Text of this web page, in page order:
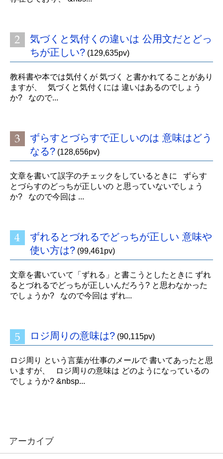
気づくと気付くの違いは 公用文だとどっ
ちが正しい? (129,635pv)
教科書や本では気付くが 気づく と書かれてることがあり
ますが、 気づくと気付くには 違いはあるのでしょう
か? なので...
ずらすとづらすで正しいのは 意味はどう
なる? (128,656pv)
文章を書いて誤字のチェックをしているときに ずらす
とづらすのどっちが正しいの と思っていないでしょう
か? なので今回は ...
ずれるとづれるでどっちが正しい 意味や
使い方は? (99,461pv)
文章を書いていて「ずれる」と書こうとしたときに ずれ
るとづれるでどっちが正しいんだろう? と思わなかった
でしょうか? なので今回は ずれ...
ロジ周りの意味は? (90,115pv)
ロジ周り という言葉が仕事のメールで 書いてあったと思
いますが、 ロジ周りの意味は どのようになっているの
でしょうか? &nbsp...
アーカイブ